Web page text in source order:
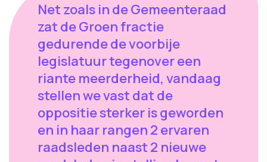
Net zoals in de Gemeenteraad
zat de Groen fractie
gedurende de voorbije
legislatuur tegenover een
riante meerderheid, vandaag
stellen we vast dat de
oppositie sterker is geworden
en in haar rangen 2 ervaren
raadsleden naast 2 nieuwe